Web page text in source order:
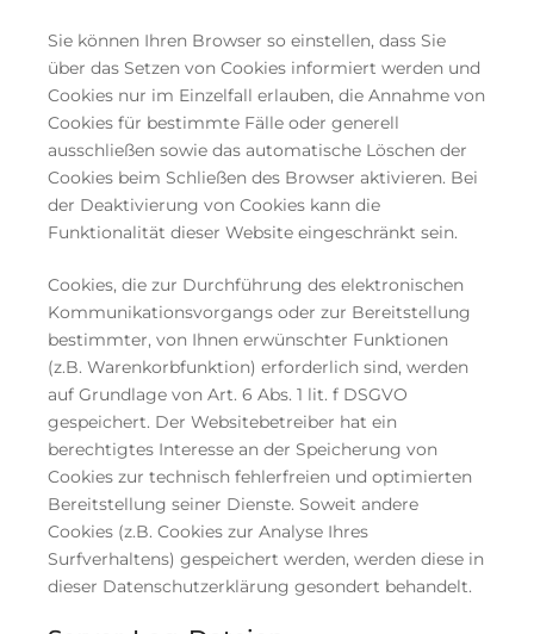
Sie können Ihren Browser so einstellen, dass Sie
über das Setzen von Cookies informiert werden und
Cookies nur im Einzelfall erlauben, die Annahme von
Cookies für bestimmte Fälle oder generell
ausschließen sowie das automatische Löschen der
Cookies beim Schließen des Browser aktivieren. Bei
der Deaktivierung von Cookies kann die
Funktionalität dieser Website eingeschränkt sein.
Cookies, die zur Durchführung des elektronischen
Kommunikationsvorgangs oder zur Bereitstellung
bestimmter, von Ihnen erwünschter Funktionen
(z.B. Warenkorbfunktion) erforderlich sind, werden
auf Grundlage von Art. 6 Abs. 1 lit. f DSGVO
gespeichert. Der Websitebetreiber hat ein
berechtigtes Interesse an der Speicherung von
Cookies zur technisch fehlerfreien und optimierten
Bereitstellung seiner Dienste. Soweit andere
Cookies (z.B. Cookies zur Analyse Ihres
Surfverhaltens) gespeichert werden, werden diese in
dieser Datenschutzerklärung gesondert behandelt.